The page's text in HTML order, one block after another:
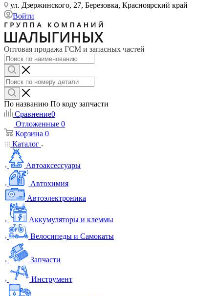
ул. Дзержинского, 27, Березовка, Красноярский край
Войти
Оптовая продажа ГСМ и запасных частей
По названию По коду запчасти
Сравнение0
Отложенные 0
Корзина 0
Каталог
Автоаксессуары
Автохимия
Автоэлектроника
Аккумуляторы и клеммы
Велосипеды и Самокаты
Запчасти
Инструмент